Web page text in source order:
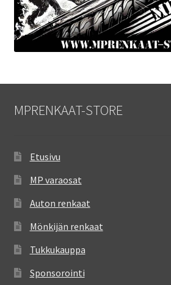
MPRENKAAT-STORE
Etusivu
MP varaosat
Auton renkaat
Mönkijän renkaat
Tukkukauppa
Sponsorointi